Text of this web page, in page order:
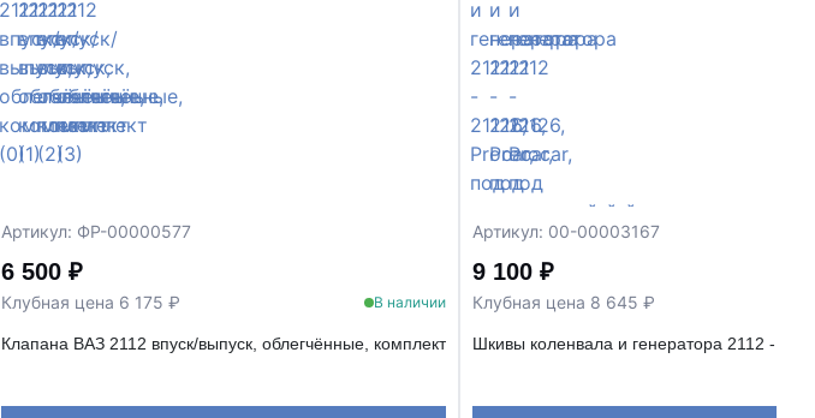
Артикул: ФР-00000577
6 500 ₽
Клубная цена 6 175 ₽ В наличии
Клапана ВАЗ 2112 впуск/выпуск, облегчённые, комплект
Артикул: 00-00003167
9 100 ₽
Клубная цена 8 645 ₽
Шкивы коленвала и генератора 2112 -